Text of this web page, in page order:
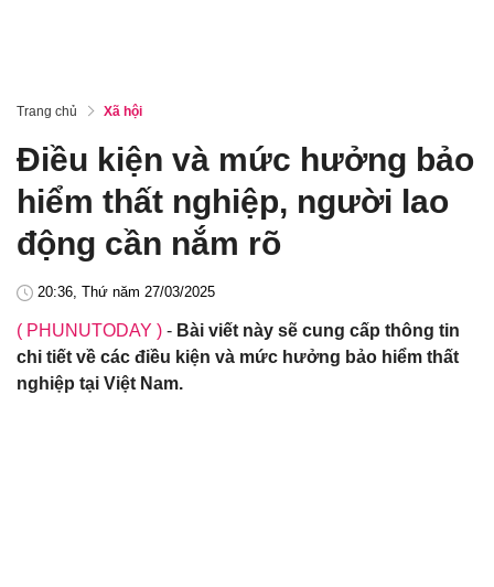
Trang chủ Xã hội
Điều kiện và mức hưởng bảo
hiểm thất nghiệp, người lao
động cần nắm rõ
20:36, Thứ năm 27/03/2025
( PHUNUTODAY ) - Bài viết này sẽ cung cấp thông tin
chi tiết về các điều kiện và mức hưởng bảo hiểm thất
nghiệp tại Việt Nam.